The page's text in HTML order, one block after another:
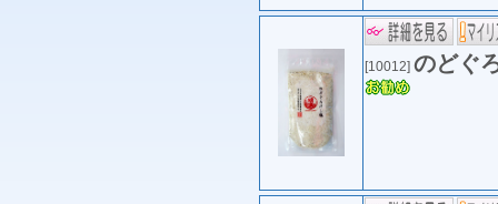
[10012] のどぐ